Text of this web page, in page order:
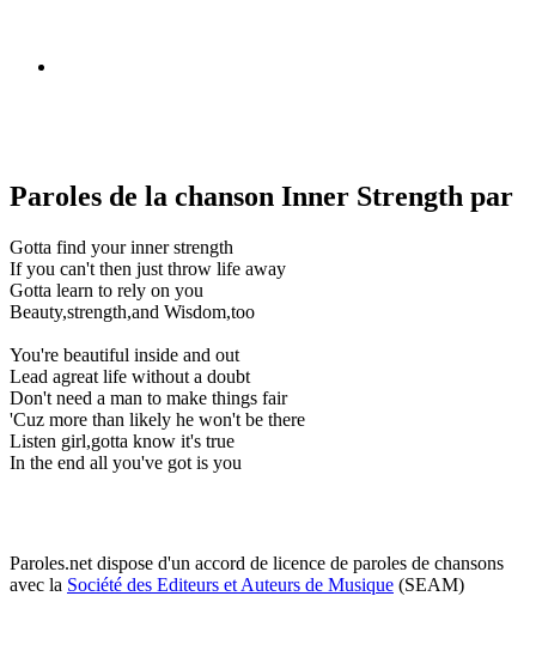
Paroles de la chanson Inner Strength par
Gotta find your inner strength
If you can't then just throw life away
Gotta learn to rely on you
Beauty,strength,and Wisdom,too
You're beautiful inside and out
Lead agreat life without a doubt
Don't need a man to make things fair
'Cuz more than likely he won't be there
Listen girl,gotta know it's true
In the end all you've got is you
Paroles.net dispose d'un accord de licence de paroles de chansons
avec la Société des Editeurs et Auteurs de Musique (SEAM)